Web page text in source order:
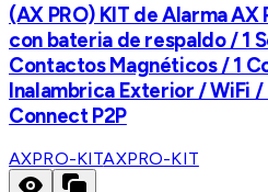
(AX PRO) KIT de Alarma AX
con bateria de respaldo / 1
Contactos Magnéticos / 1
Inalambrica Exterior / WiFi
Connect P2P
AXPRO-KITAXPRO-KIT